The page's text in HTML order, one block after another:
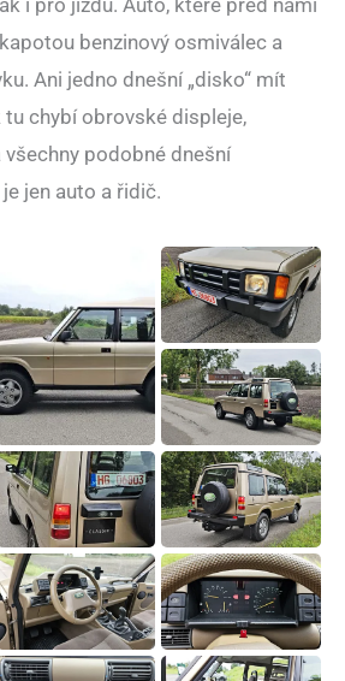
i pro jízdu. Auto, které před námi
benzinový osmiválec a
Ani jedno dnešní „disko“ mít
tu chybí obrovské displeje,
podobné dnešní
jen auto a řidič.